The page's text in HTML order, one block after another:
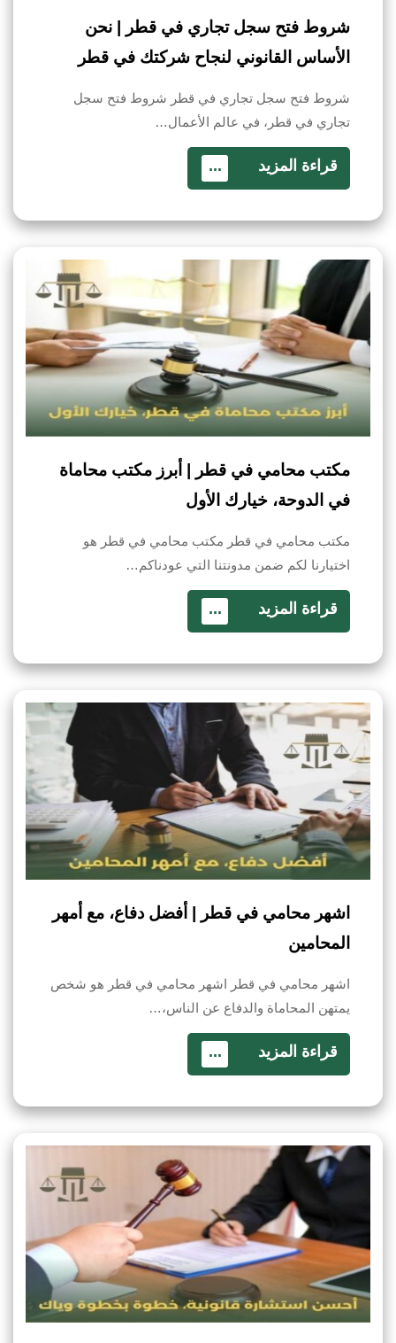
شروط فتح سجل تجاري في قطر | نحن
الأساس القانوني لنجاح شركتك في قطر
شروط فتح سجل تجاري في قطر شروط فتح سجل
تجاري في قطر، في عالم الأعمال…
قراءة المزيد ...
مكتب محامي في قطر | أبرز مكتب محاماة
في الدوحة، خيارك الأول
مكتب محامي في قطر مكتب محامي في قطر هو
اختيارنا لكم ضمن مدونتنا التي عودناكم…
قراءة المزيد ...
اشهر محامي في قطر | أفضل دفاع، مع أمهر
المحامين
اشهر محامي في قطر اشهر محامي في قطر هو شخص
يمتهن المحاماة والدفاع عن الناس،…
قراءة المزيد ...